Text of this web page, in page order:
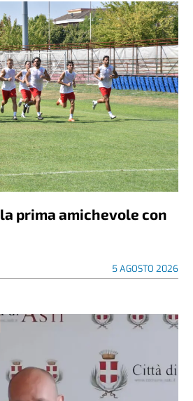
prima amichevole con
5 AGOSTO 2026